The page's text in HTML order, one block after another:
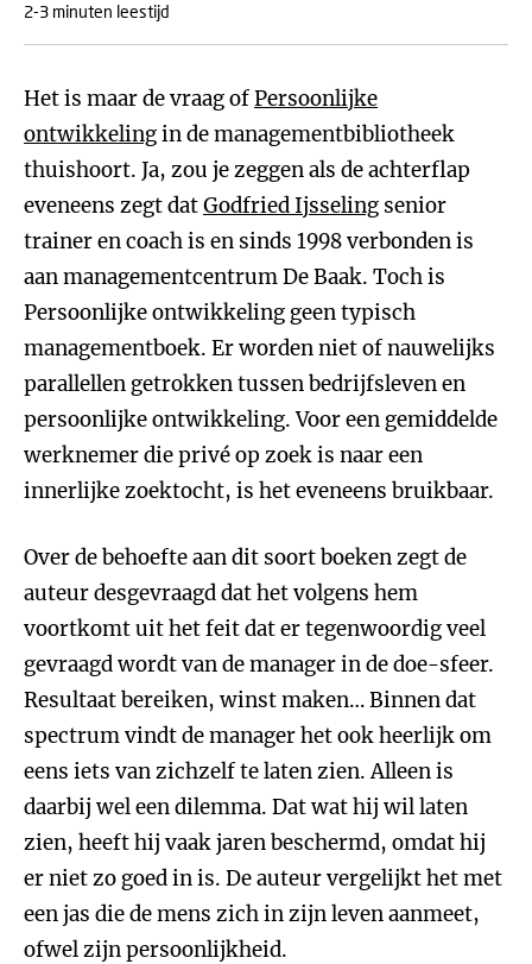
2-3 minuten leestijd
Het is maar de vraag ofPersoonlijke
ontwikkelingin de managementbibliotheek
thuishoort. Ja, zou je zeggen als de achterflap
eveneens zegt datGodfried Ijsseling senior
trainer en coach is en sinds 1998 verbonden is
aan managementcentrum De Baak. Toch is
Persoonlijke ontwikkeling geen typisch
managementboek. Er worden niet of nauwelijks
parallellen getrokken tussen bedrijfsleven en
persoonlijke ontwikkeling. Voor een gemiddelde
werknemer die privé op zoek is naar een
innerlijke zoektocht, is het eveneens bruikbaar.
Over de behoefte aan dit soort boeken zegt de
auteur desgevraagd dat het volgens hem
voortkomt uit het feit dat er tegenwoordig veel
gevraagd wordt van de manager in de doe-sfeer.
Resultaat bereiken, winst maken… Binnen dat
spectrum vindt de manager het ook heerlijk om
eens iets van zichzelf te laten zien. Alleen is
daarbij wel een dilemma. Dat wat hij wil laten
zien, heeft hij vaak jaren beschermd, omdat hij
er niet zo goed in is. De auteur vergelijkt het met
een jas die de mens zich in zijn leven aanmeet,
ofwel zijn persoonlijkheid.